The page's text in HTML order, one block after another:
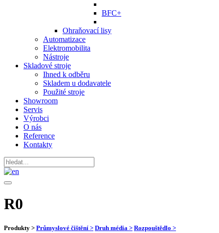
BFC+
Ohraňovací lisy
Automatizace
Elektromobilita
Nástroje
Skladové stroje
Ihned k odběru
Skladem u dodavatele
Použité stroje
Showroom
Servis
Výrobci
O nás
Reference
Kontakty
R0
Produkty > Průmyslové čištění > Druh média > Rozpouštědlo >